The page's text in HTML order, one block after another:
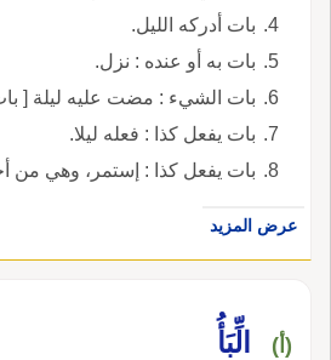
بات أدركه الليل.
بات به أو عنده : نزل.
بات الشيء : مضت عليه ليلة [ بات الخبز ].
بات يفعل كذا : فعله ليلا.
بات يفعل كذا : إستمر، وهي من أخوات [ كان ].
عرض المزيد
(أ) الِّبَأُ